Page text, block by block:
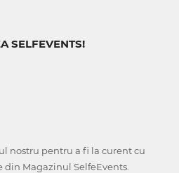
SELFEVENTS!
nostru pentru a fi la curent cu
Magazinul SelfeEvents.